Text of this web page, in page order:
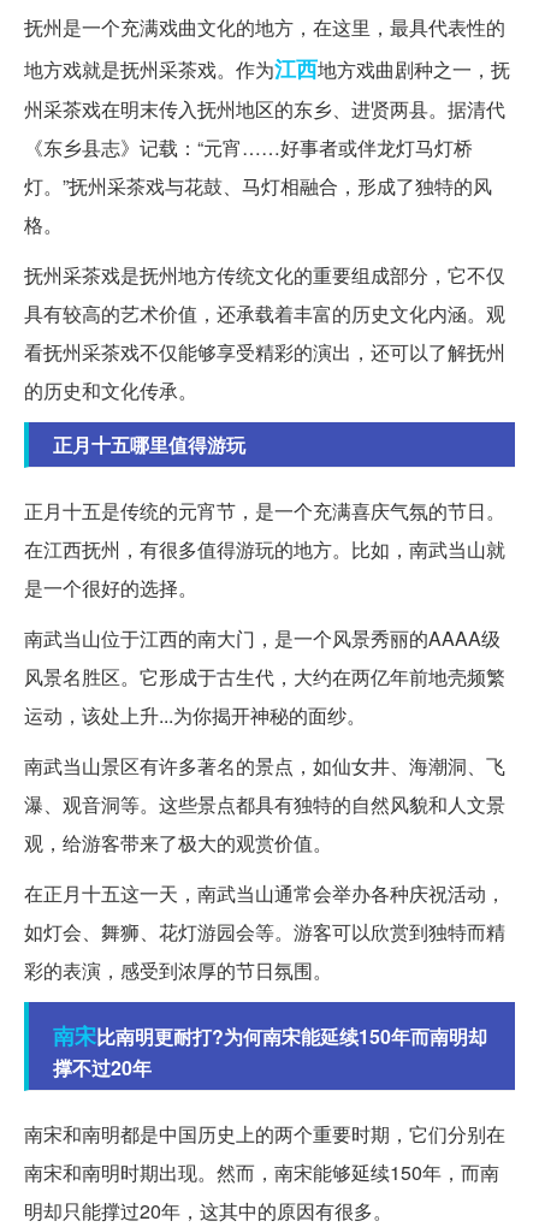
抚州是一个充满戏曲文化的地方，在这里，最具代表性的
地方戏就是抚州采茶戏。作为江西地方戏曲剧种之一，抚
州采茶戏在明末传入抚州地区的东乡、进贤两县。据清代
《东乡县志》记载：“元宵……好事者或伴龙灯马灯桥
灯。”抚州采茶戏与花鼓、马灯相融合，形成了独特的风
格。
抚州采茶戏是抚州地方传统文化的重要组成部分，它不仅
具有较高的艺术价值，还承载着丰富的历史文化内涵。观
看抚州采茶戏不仅能够享受精彩的演出，还可以了解抚州
的历史和文化传承。
正月十五哪里值得游玩
正月十五是传统的元宵节，是一个充满喜庆气氛的节日。
在江西抚州，有很多值得游玩的地方。比如，南武当山就
是一个很好的选择。
南武当山位于江西的南大门，是一个风景秀丽的AAAA级
风景名胜区。它形成于古生代，大约在两亿年前地壳频繁
运动，该处上升...为你揭开神秘的面纱。
南武当山景区有许多著名的景点，如仙女井、海潮洞、飞
瀑、观音洞等。这些景点都具有独特的自然风貌和人文景
观，给游客带来了极大的观赏价值。
在正月十五这一天，南武当山通常会举办各种庆祝活动，
如灯会、舞狮、花灯游园会等。游客可以欣赏到独特而精
彩的表演，感受到浓厚的节日氛围。
南宋比南明更耐打?为何南宋能延续150年而南明却
撑不过20年
南宋和南明都是中国历史上的两个重要时期，它们分别在
南宋和南明时期出现。然而，南宋能够延续150年，而南
明却只能撑过20年，这其中的原因有很多。